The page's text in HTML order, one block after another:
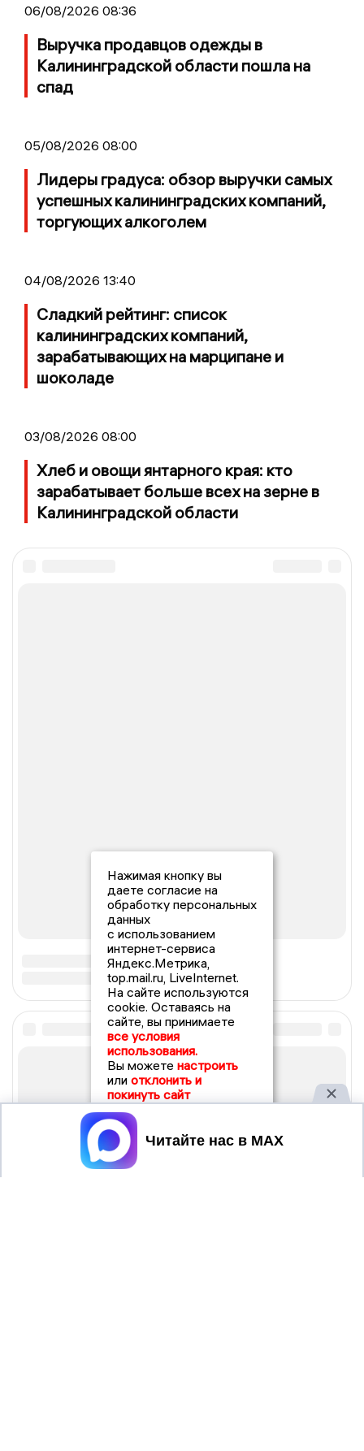
06/08/2026 08:36
Выручка продавцов одежды в
Калининградской области пошла на
спад
05/08/2026 08:00
Лидеры градуса: обзор выручки самых
успешных калининградских компаний,
торгующих алкоголем
04/08/2026 13:40
Сладкий рейтинг: список
калининградских компаний,
зарабатывающих на марципане и
шоколаде
03/08/2026 08:00
Хлеб и овощи янтарного края: кто
зарабатывает больше всех на зерне в
Калининградской области
Нажимая кнопку вы
даете согласие на
обработку персональных
данных
с использованием
интернет-сервиса
Яндекс.Метрика,
top.mail.ru, LiveInternet.
На сайте используются
cookie. Оставаясь на
сайте, вы принимаете
все условия
использования.
Вы можете настроить
или отклонить и
покинуть сайт
Принять